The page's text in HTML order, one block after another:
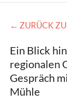
← ZURÜCK
Ein Blick
regionalen
Gespräch
Mühle